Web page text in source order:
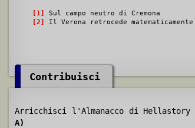
[1]
Sul campo neutro di Cremona
[2]
Il Verona retrocede
Contribuisci
Arricchisci l'Almanacco di
A)